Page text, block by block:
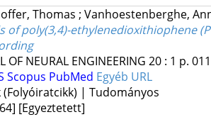
Thomas ; Vanhoestenberghe,
of poly(3,4)-ethylenedioxithiophene
OF NEURAL ENGINEERING 20: 1 p.
Scopus PubMed Egyéb URL
(Folyóiratcikk) | Tudományos
[Egyeztetett]